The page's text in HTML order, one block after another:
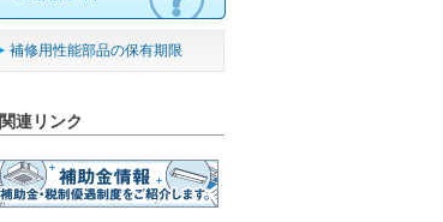
補修用性能部品の保有期限
関連リンク